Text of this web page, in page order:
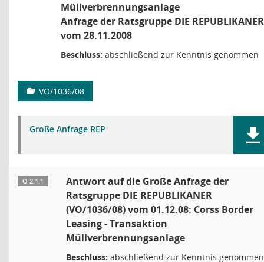
Müllverbrennungsanlage
Anfrage der Ratsgruppe DIE REPUBLIKANER
vom 28.11.2008
Beschluss: abschließend zur Kenntnis genommen
VO/1036/08
Große Anfrage REP
Ö 2.1.1
Antwort auf die Große Anfrage der
Ratsgruppe DIE REPUBLIKANER
(VO/1036/08) vom 01.12.08: Corss Border
Leasing - Transaktion
Müllverbrennungsanlage
Beschluss: abschließend zur Kenntnis genommen